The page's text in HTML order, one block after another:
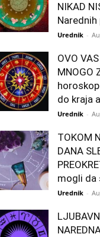
NIKAD
Urednik -
OVO
MNOGO
do kraja
Urednik -
TOKOM
DANA
mogli da
Urednik -